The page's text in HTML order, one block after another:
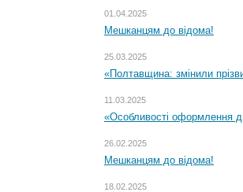
01.04.2025
Мешканцям до відома!
25.03.2025
«Полтавщина: змінили
11.03.2025
«Особливості оформлення
26.02.2025
Мешканцям до відома!
18.02.2025